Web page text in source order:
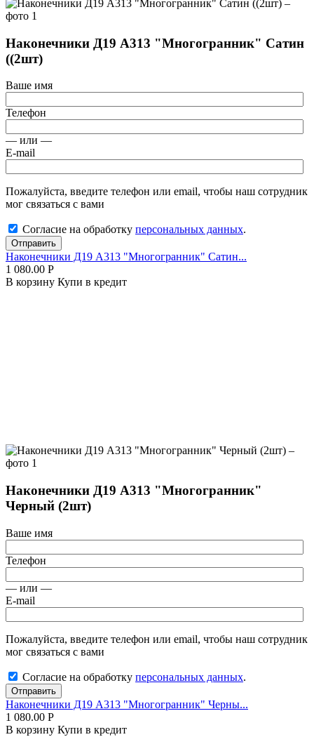
Наконечники Д19 А313 "Многогранник" Сатин
((2шт)
Ваше имя
Телефон
— или —
E-mail
Пожалуйста, введите телефон или email, чтобы наш сотрудник
мог связаться с вами
Согласие на обработку персональных данных.
Отправить
Наконечники Д19 А313 "Многогранник" Сатин...
1 080.00 Р
В корзину Купи в кредит
Наконечники Д19 А313 "Многогранник"
Черный (2шт)
Ваше имя
Телефон
— или —
E-mail
Пожалуйста, введите телефон или email, чтобы наш сотрудник
мог связаться с вами
Согласие на обработку персональных данных.
Отправить
Наконечники Д19 А313 "Многогранник" Черны...
1 080.00 Р
В корзину Купи в кредит